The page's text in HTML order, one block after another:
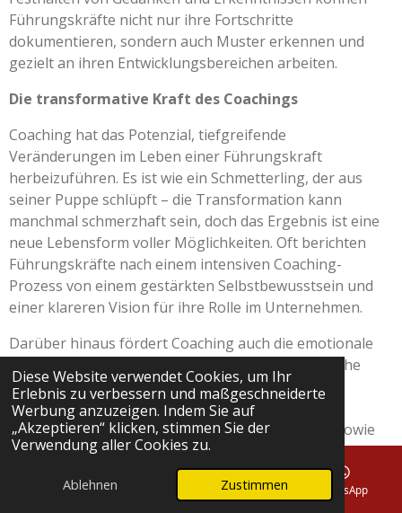
Diese Website verwendet Cookies, um Ihr
Erlebnis zu verbessern und maßgeschneiderte
Werbung anzuzeigen. Indem Sie auf
„Akzeptieren“ klicken, stimmen Sie der
Verwendung aller Cookies zu.
Ablehnen Zustimmen
Führungskräfte nicht nur ihre Fortschritte
dokumentieren, sondern auch Muster erkennen und
gezielt an ihren Entwicklungsbereichen arbeiten.
Die transformative Kraft des Coachings
Coaching hat das Potenzial, tiefgreifende
Veränderungen im Leben einer Führungskraft
herbeizuführen. Es ist wie ein Schmetterling, der aus
seiner Puppe schlüpft – die Transformation kann
manchmal schmerzhaft sein, doch das Ergebnis ist eine
neue Lebensform voller Möglichkeiten. Oft berichten
Führungskräfte nach einem intensiven Coaching-
Prozess von einem gestärkten Selbstbewusstsein und
einer klareren Vision für ihre Rolle im Unternehmen.
Darüber hinaus fördert Coaching auch die emotionale
Intelligenz. In einer Zeit, in der zwischenmenschliche
Beziehungen entscheidend sind für den
Unternehmenserfolg, ist es unerlässlich, dass
Führungskräfte lernen, ihre eigenen Emotionen sowie
die ihrer Mitarbeiter besser zu verstehen und zu
steuern. Ein Coach kann hierbei helfen, indem er
Techniken zur Stressbewältigung und Konfliktlösung
E-Mail Karte WhatsApp